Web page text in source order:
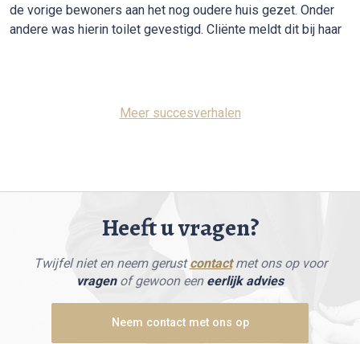
de vorige bewoners aan het nog oudere huis gezet. Onder
andere was hierin toilet gevestigd. Cliënte meldt dit bij haar
Meer succesverhalen
Heeft u vragen?
Twijfel niet en neem gerustcontactmet ons op voor
vragenof gewoon een eerlijk advies
Neem contact met ons op